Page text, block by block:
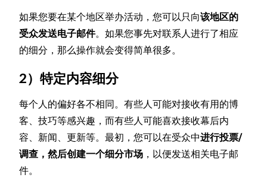
如果您要在某个地区举办活动，您可以只向该地区的
受众发送电子邮件。如果您事先对联系人进行了相应
的细分，那么操作就会变得简单很多。
2）特定内容细分
每个人的偏好各不相同。有些人可能对接收有用的博
客、技巧等感兴趣，而有些人可能喜欢接收幕后内
容、新闻、更新等。最初，您可以在受众中进行投票/
调查，然后创建一个细分市场 ，以便发送相关电子邮
件。